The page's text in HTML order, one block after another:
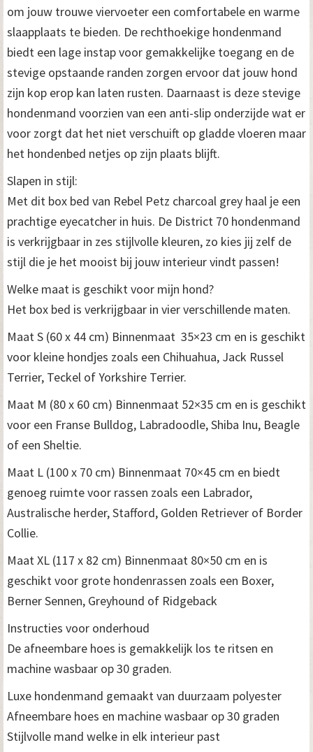
om jouw trouwe viervoeter een comfortabele en warme
slaapplaats te bieden. De rechthoekige hondenmand
biedt een lage instap voor gemakkelijke toegang en de
stevige opstaande randen zorgen ervoor dat jouw hond
zijn kop erop kan laten rusten. Daarnaast is deze stevige
hondenmand voorzien van een anti-slip onderzijde wat er
voor zorgt dat het niet verschuift op gladde vloeren maar
het hondenbed netjes op zijn plaats blijft.
Slapen in stijl:
Met dit box bed van Rebel Petz charcoal grey haal je een
prachtige eyecatcher in huis. De District 70 hondenmand
is verkrijgbaar in zes stijlvolle kleuren, zo kies jij zelf de
stijl die je het mooist bij jouw interieur vindt passen!
Welke maat is geschikt voor mijn hond?
Het box bed is verkrijgbaar in vier verschillende maten.
Maat S (60 x 44 cm) Binnenmaat 35×23 cm en is geschikt
voor kleine hondjes zoals een Chihuahua, Jack Russel
Terrier, Teckel of Yorkshire Terrier.
Maat M (80 x 60 cm) Binnenmaat 52×35 cm en is geschikt
voor een Franse Bulldog, Labradoodle, Shiba Inu, Beagle
of een Sheltie.
Maat L (100 x 70 cm) Binnenmaat 70×45 cm en biedt
genoeg ruimte voor rassen zoals een Labrador,
Australische herder, Stafford, Golden Retriever of Border
Collie.
Maat XL (117 x 82 cm) Binnenmaat 80×50 cm en is
geschikt voor grote hondenrassen zoals een Boxer,
Berner Sennen, Greyhound of Ridgeback
Instructies voor onderhoud
De afneembare hoes is gemakkelijk los te ritsen en
machine wasbaar op 30 graden.
Luxe hondenmand gemaakt van duurzaam polyester
Afneembare hoes en machine wasbaar op 30 graden
Stijlvolle mand welke in elk interieur past